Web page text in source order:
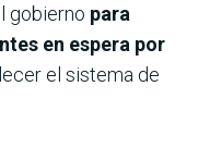
gobierno para
en espera por
el sistema de